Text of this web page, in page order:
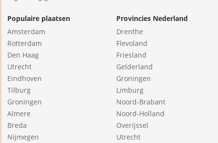
Populaire plaatsen
Amsterdam
Rotterdam
Den Haag
Utrecht
Eindhoven
Tilburg
Groningen
Almere
Breda
Nijmegen
Provincies Nederland
Drenthe
Flevoland
Friesland
Gelderland
Groningen
Limburg
Noord-Brabant
Noord-Holland
Overijssel
Utrecht